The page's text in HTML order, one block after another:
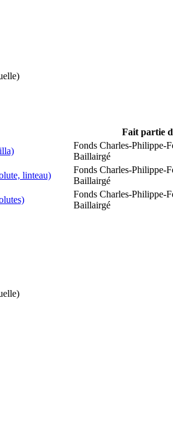
Fait partie
Fonds Charles-Philippe-
Baillairgé
linteau)
Fonds Charles-Philippe-
Baillairgé
Fonds Charles-Philippe-
Baillairgé